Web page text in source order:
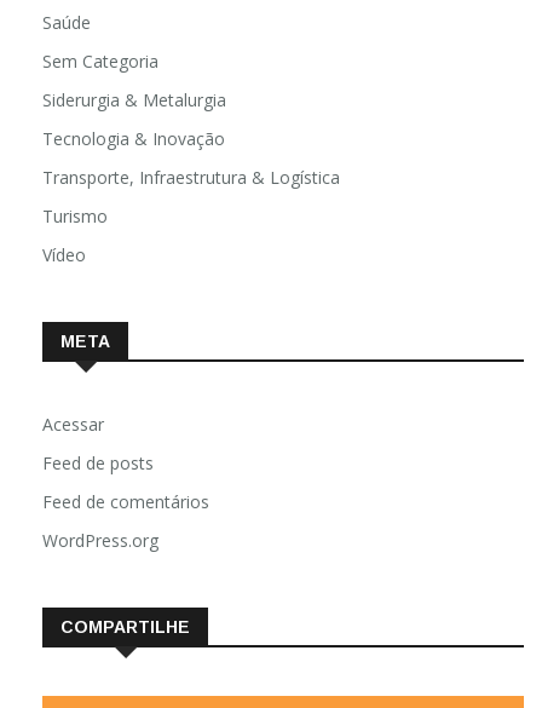
Saúde
Sem Categoria
Siderurgia & Metalurgia
Tecnologia & Inovação
Transporte, Infraestrutura & Logística
Turismo
Vídeo
META
Acessar
Feed de posts
Feed de comentários
WordPress.org
COMPARTILHE